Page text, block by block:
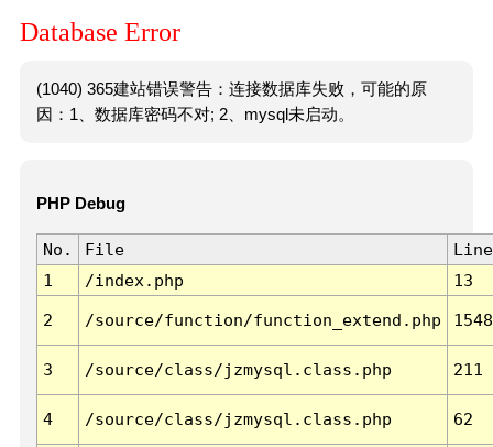
Database Error
(1040) 365建站错误警告：连接数据库失败，可能的原
因：1、数据库密码不对; 2、mysql未启动。
PHP Debug
No. File
Line
1
/index.php 13
2 /source/function/function_extend.php 1548
3 /source/class/jzmysql.class.php 211
4 /source/class/jzmysql.class.php 62